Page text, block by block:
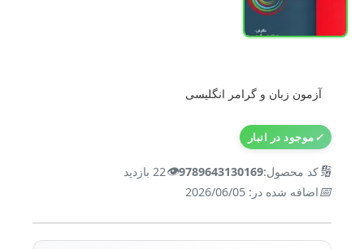
آزمون زبان و گرامر انگلیسی
✓موجود در انبار
🔢کد محصول:9789643130169
👁️22 بازدید
📅اضافه شده در: 2026/06/05